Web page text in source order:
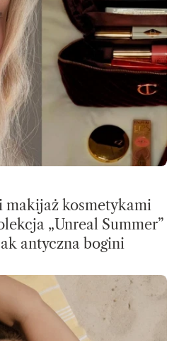
makijaż kosmetykami
„Unreal Summer”
antyczna bogini